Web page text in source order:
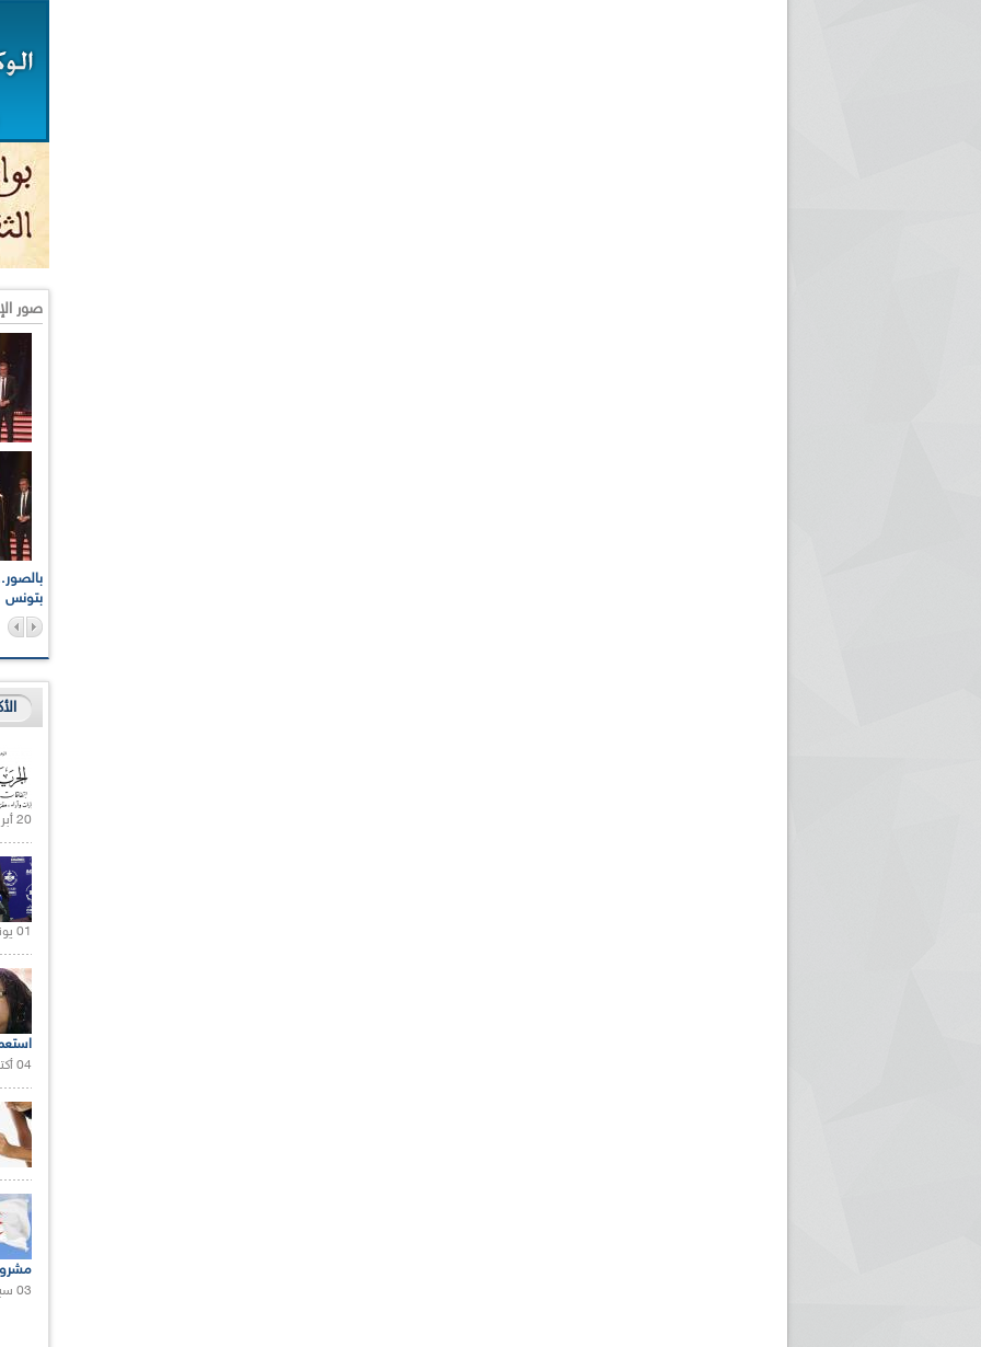
صور
بتونس
20 أبريل 2021 |
01 يونيو 2021 |
04 أكتوبر 2020 |
03 سبتمبر 2020 |